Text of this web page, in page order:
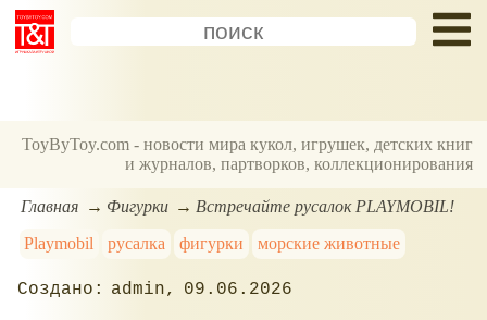
ToyByToy.com - новости мира кукол, игрушек, детских книг
и журналов, партворков, коллекционирования
Главная Фигурки
Встречайте русалок PLAYMOBIL!
Playmobil
русалка фигурки морские животные
admin 09.06.2026